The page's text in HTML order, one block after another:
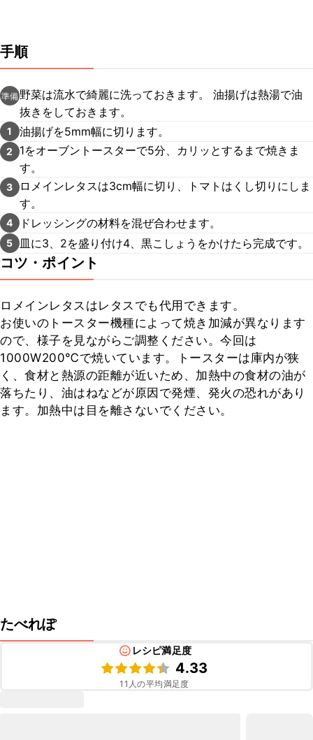
手順
準備野菜は流水で綺麗に洗っておきます。 油揚げは熱湯で油
抜きをしておきます。
1 油揚げを5mm幅に切ります。
2
1をオーブントースターで5分、カリッとするまで焼きま
す。
3
ロメインレタスは3cm幅に切り、トマトはくし切りにしま
す。
4 ドレッシングの材料を混ぜ合わせます。
5 皿に3、2を盛り付け4、黒こしょうをかけたら完成です。
コツ・ポイント
ロメインレタスはレタスでも代用できます。
お使いのトースター機種によって焼き加減が異なります
ので、様子を見ながらご調整ください。今回は
1000W200℃で焼いています。トースターは庫内が狭
く、食材と熱源の距離が近いため、加熱中の食材の油が
落ちたり、油はねなどが原因で発煙、発火の恐れがあり
ます。加熱中は目を離さないでください。
たべれぽ
レシピ満足度
4.33
11 人の平均満足度